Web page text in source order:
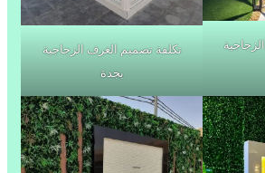
تكلفة تصميم الغرف الزجاجية
بجدة